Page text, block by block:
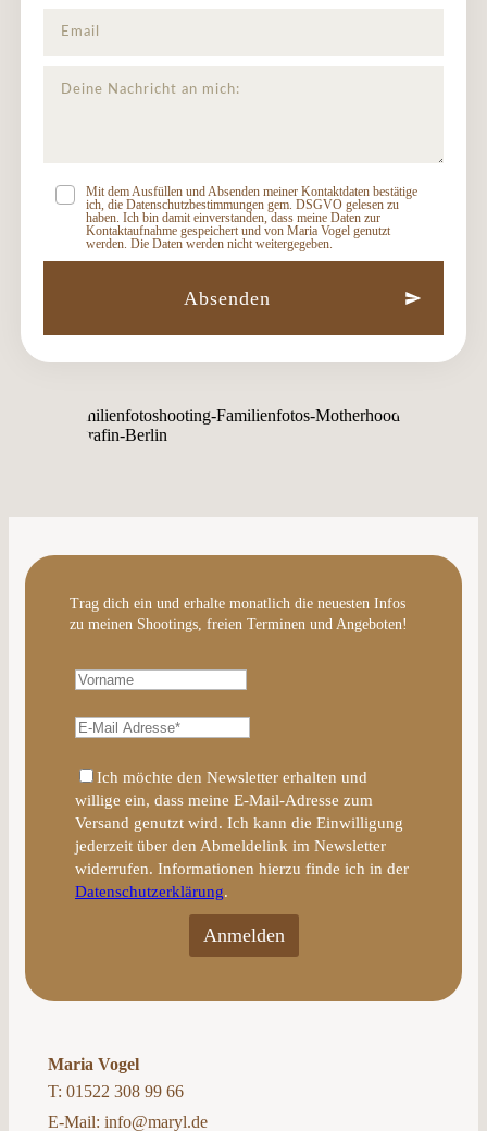
Mit dem Ausfüllen und Absenden meiner Kontaktdaten bestätige
ich, die Datenschutzbestimmungen gem. DSGVO gelesen zu
haben. Ich bin damit einverstanden, dass meine Daten zur
Kontaktaufnahme gespeichert und von Maria Vogel genutzt
werden. Die Daten werden nicht weitergegeben.
Absenden
Trag dich ein und erhalte monatlich die neuesten Infos
zu meinen Shootings, freien Terminen und Angeboten!
Ich möchte den Newsletter erhalten und
willige ein, dass meine E-Mail-Adresse zum
Versand genutzt wird. Ich kann die Einwilligung
jederzeit über den Abmeldelink im Newsletter
widerrufen. Informationen hierzu finde ich in der
Datenschutzerklärung.
Maria Vogel
T: 01522 308 99 66
E-Mail: info@maryl.de